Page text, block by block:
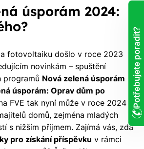
úsporám 2024:
fotovoltaiku došlo v roce 2023
novinkám – spuštění
programů Nová zelená úsporám
úsporám: Oprav dům po
FVE tak nyní může v roce 2024
domů, zejména mladých
s nižším příjmem. Zajímá vás, zda
pro získání příspěvku v rámci
Potřebujete poradit?